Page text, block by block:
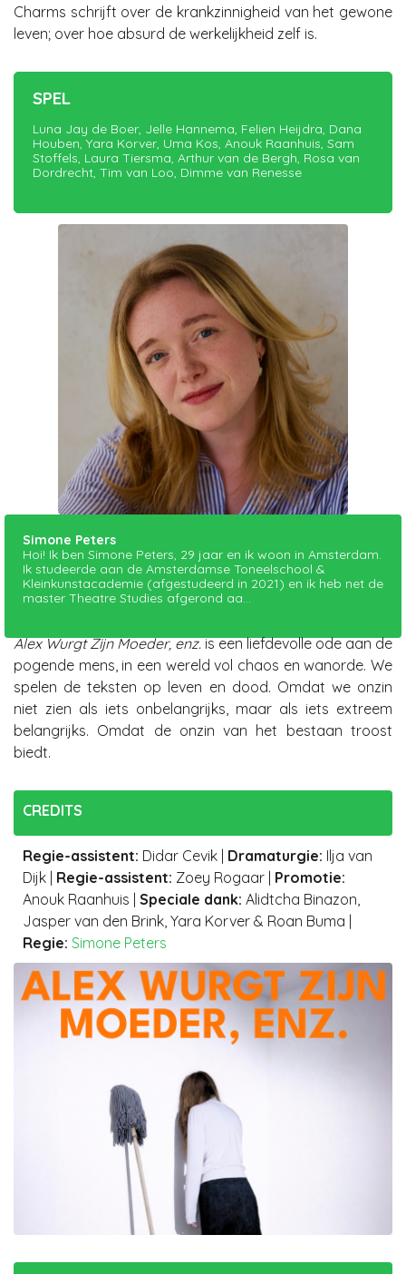
Charms schrijft over de krankzinnigheid van het gewone
leven; over hoe absurd de werkelijkheid zelf is.
SPEL
Luna Jay de Boer, Jelle Hannema, Felien Heijdra, Dana
Houben, Yara Korver, Uma Kos, Anouk Raanhuis, Sam
Stoffels, Laura Tiersma, Arthur van de Bergh, Rosa van
Dordrecht, Tim van Loo, Dimme van Renesse
Simone Peters
Hoi! Ik ben Simone Peters, 29 jaar en ik woon in Amsterdam.
Ik studeerde aan de Amsterdamse Toneelschool &
Kleinkunstacademie (afgestudeerd in 2021) en ik heb net de
master Theatre Studies afgerond aa...
Alex Wurgt Zijn Moeder, enz.is een liefdevolle ode aan de
pogende mens, in een wereld vol chaos en wanorde. We
spelen de teksten op leven en dood. Omdat we onzin
niet zien als iets onbelangrijks, maar als iets extreem
belangrijks. Omdat de onzin van het bestaan troost
biedt.
CREDITS
Regie-assistent: Didar Cevik Dramaturgie: Ilja van
Dijk Regie-assistent: Zoey Rogaar Promotie:
Anouk Raanhuis Speciale dank: Alidtcha Binazon,
Jasper van den Brink, Yara Korver & Roan Buma
Regie: Simone Peters